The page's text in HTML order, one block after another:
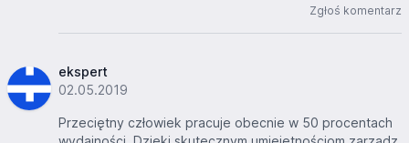
Zgłoś komentarz
ekspert
02.05.2019
Przeciętny człowiek pracuje obecnie w 50 procentach